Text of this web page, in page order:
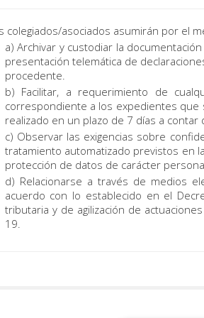
colegiados/asociados asumirán por el
a) Archivar y custodiar la
presentación telemática de
procedente.
b) Facilitar, a requerimiento de
correspondiente a los expedientes
realizado en un plazo de 7 días a
c) Observar las exigencias sobre
tratamiento automatizado previstos en
protección de datos de carácter
d) Relacionarse a través de medios
acuerdo con lo establecido en el
tributaria y de agilización de
19.